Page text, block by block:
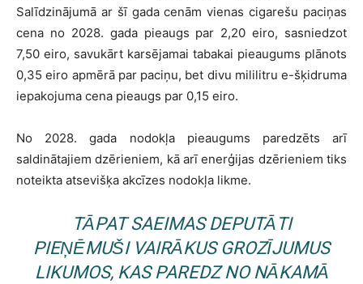
Salīdzinājumā ar šī gada cenām vienas cigarešu paciņas
cena no 2028. gada pieaugs par 2,20 eiro, sasniedzot
7,50 eiro, savukārt karsējamai tabakai pieaugums plānots
0,35 eiro apmērā par paciņu, bet divu mililitru e-šķidruma
iepakojuma cena pieaugs par 0,15 eiro.
No 2028. gada nodokļa pieaugums paredzēts arī
saldinātajiem dzērieniem, kā arī enerģijas dzērieniem tiks
noteikta atsevišķa akcīzes nodokļa likme.
TĀPAT SAEIMAS DEPUTĀTI
PIEŅĒMUŠI VAIRĀKUS GROZĪJUMUS
LIKUMOS, KAS PAREDZ NO NĀKAMĀ